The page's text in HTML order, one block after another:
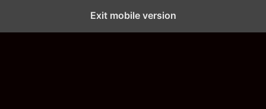
Exit mobile version